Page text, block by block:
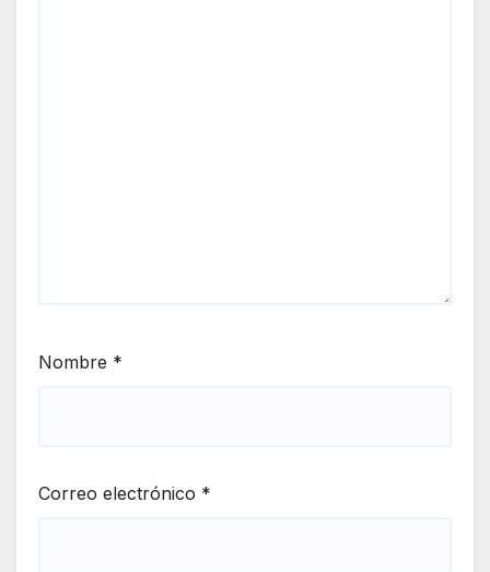
Nombre *
Correo electrónico *